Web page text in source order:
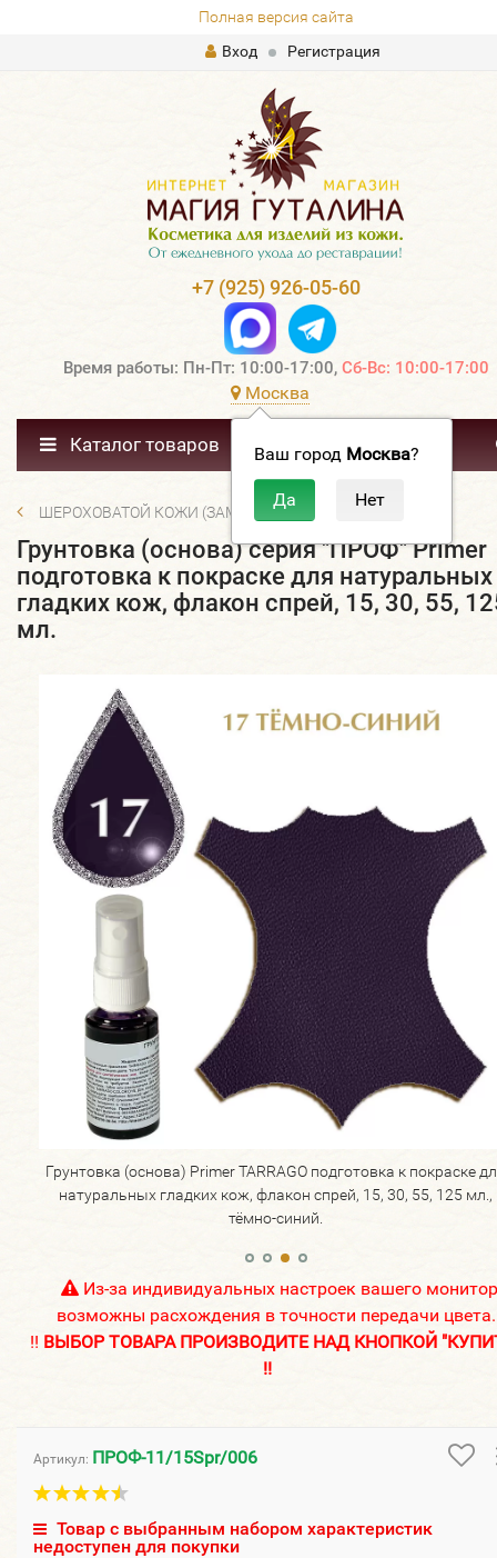
Полная версия сайта
Вход
Регистрация
+7 (925) 926-05-60
Время работы: Пн-Пт: 10:00-17:00, Сб-Вс: 10:00-17:00
Москва
Ваш город Москва?
Каталог товаров
ШЕРОХОВАТОЙ КОЖИ (ЗАМША, ВЕЛЮР, НУБУК)
Грунтовка (основа) серия "ПРОФ" Primer
подготовка к покраске для натуральных
гладких кож, флакон спрей, 15, 30, 55,
мл.
Грунтовка (основа) Primer TARRAGO подготовка к покраске
натуральных гладких кож, флакон спрей, 15, 30, 55, 125 мл.,
тёмно-синий.
Из-за индивидуальных настроек вашего
возможны расхождения в точности передачи цвета.
!! ВЫБОР ТОВАРА ПРОИЗВОДИТЕ НАД КНОПКОЙ
!!
Артикул: ПРОФ-11/15Spr/006
Товар с выбранным набором характеристик
недоступен для покупки